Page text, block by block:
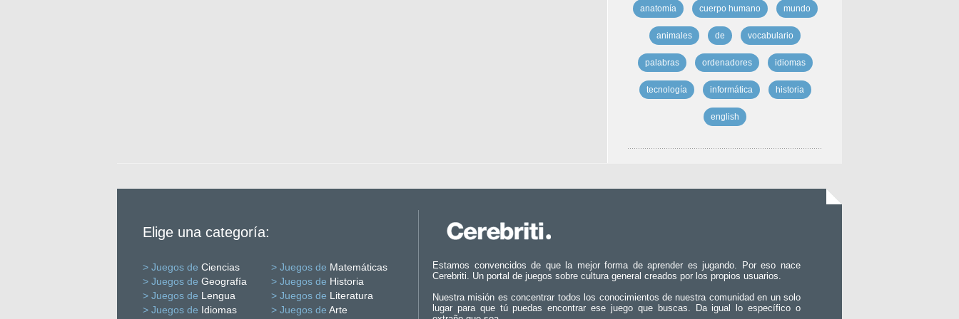
anatomía cuerpo humano mundo
animales de vocabulario
palabras ordenadores idiomas
tecnología informática historia
english
Elige una categoría:
> Juegos de Ciencias > Juegos de Matemáticas
> Juegos de Geografía > Juegos de Historia
> Juegos de Lengua > Juegos de Literatura
> Juegos de Idiomas > Juegos de Arte
Estamos convencidos de que la mejor forma de aprender es jugando. Por eso nace
Cerebriti. Un portal de juegos sobre cultura general creados por los propios usuarios.
Nuestra misión es concentrar todos los conocimientos de nuestra comunidad en un solo
lugar para que tú puedas encontrar ese juego que buscas. Da igual lo específico o